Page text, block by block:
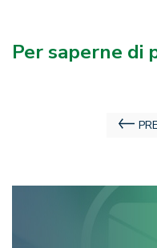
Per saperne di
Navigazione